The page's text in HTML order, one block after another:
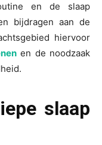
en de slaap
bijdragen aan de
hiervoor
en de noodzaak
slaap